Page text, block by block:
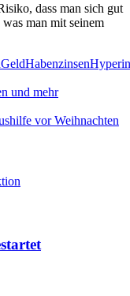
dass man sich gut
man mit seinem
GeldHabenzinsen
und mehr
vor Weihnachten